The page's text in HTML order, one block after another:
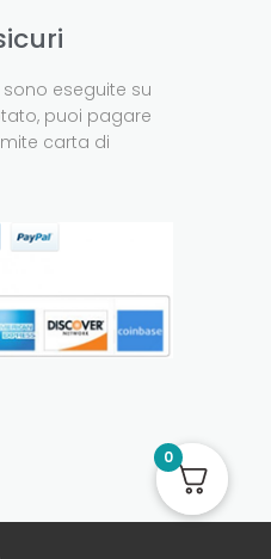
eseguite su
puoi pagare
carta di
0